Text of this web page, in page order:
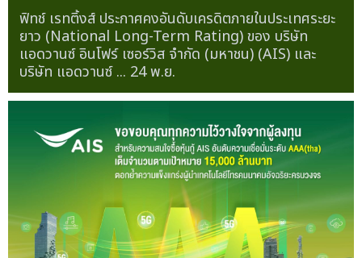
ฟิทช์ เรทติ้งส์ ประกาศคงอันดับเครดิตภายในประเทศระยะ
ยาว (National Long-Term Rating) ของ บริษัท
แอดวานซ์ อินโฟร์ เซอร์วิส จำกัด (มหาชน) (AIS) และ
บริษัท แอดวานซ์ ... 24 พ.ย.